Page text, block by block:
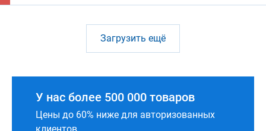
Загрузить ещё
У нас более 500 000 товаров
Цены до 60% ниже для авторизованных